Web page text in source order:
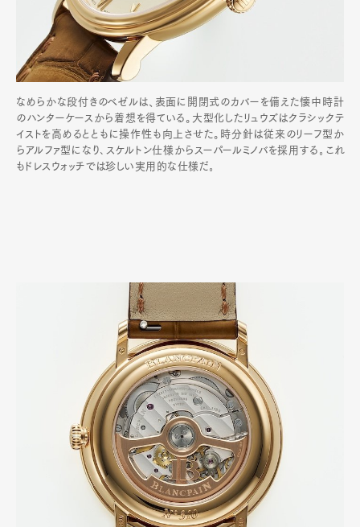
なめらかな段付きのベゼルは、表面に開閉式のカバーを備えた懐中時計
のハンターケースから着想を得ている。大型化したリュウズはクラシックテ
イストを高めるとともに操作性も向上させた。時分針は従来のリーフ型か
らアルファ型になり､スケルトン仕様からスーパールミノバを採用する｡これ
もドレスウォッチでは珍しい実用的な仕様だ｡